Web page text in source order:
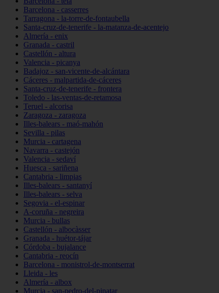
Barcelona - casserres
Tarragona - la-torre-de-fontaubella
Santa-cruz-de-tenerife - la-matanza-de-acentejo
Almería - enix
Granada - castril
Castellón - altura
Valencia - picanya
Badajoz - san-vicente-de-alcántara
Cáceres - malpartida-de-cáceres
Santa-cruz-de-tenerife - frontera
Toledo - las-ventas-de-retamosa
Teruel - alcorisa
Zaragoza - zaragoza
Illes-balears - maó-mahón
Sevilla - pilas
Murcia - cartagena
Navarra - castejón
Valencia - sedaví
Huesca - sariñena
Cantabria - limpias
Illes-balears - santanyí
Illes-balears - selva
Segovia - el-espinar
A-coruña - negreira
Murcia - bullas
Castellón - albocàsser
Granada - huétor-tájar
Córdoba - bujalance
Cantabria - reocín
Barcelona - monistrol-de-montserrat
Lleida - les
Almería - albox
Murcia - san-pedro-del-pinatar